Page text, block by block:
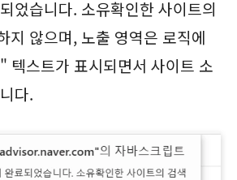
었습니다. 소유확인한 사이트의
지 않으며, 노출 영역은 로직에
텍스트가 표시되면서 사이트 소
다.